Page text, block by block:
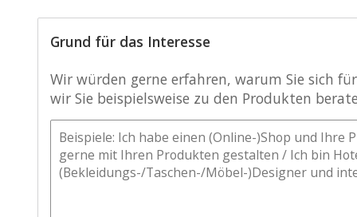
Grund für das Interesse
Wir würden gerne erfahren, warum Sie sich
wir Sie beispielsweise zu den Produkten